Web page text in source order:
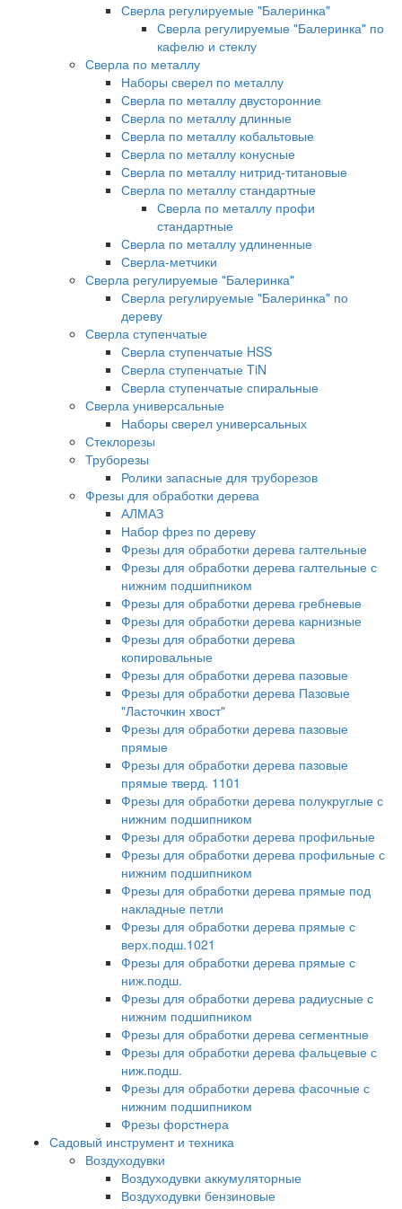
Сверла регулируемые "Балеринка"
Сверла регулируемые "Балеринка" по
кафелю и стеклу
Сверла по металлу
Наборы сверел по металлу
Сверла по металлу двусторонние
Сверла по металлу длинные
Сверла по металлу кобальтовые
Сверла по металлу конусные
Сверла по металлу нитрид-титановые
Сверла по металлу стандартные
Сверла по металлу профи
стандартные
Сверла по металлу удлиненные
Сверла-метчики
Сверла регулируемые "Балеринка"
Сверла регулируемые "Балеринка" по
дереву
Сверла ступенчатые
Сверла ступенчатые HSS
Сверла ступенчатые TiN
Сверла ступенчатые спиральные
Сверла универсальные
Наборы сверел универсальных
Стеклорезы
Труборезы
Ролики запасные для труборезов
Фрезы для обработки дерева
АЛМАЗ
Набор фрез по дереву
Фрезы для обработки дерева галтельные
Фрезы для обработки дерева галтельные с
нижним подшипником
Фрезы для обработки дерева гребневые
Фрезы для обработки дерева карнизные
Фрезы для обработки дерева
копировальные
Фрезы для обработки дерева пазовые
Фрезы для обработки дерева Пазовые
"Ласточкин хвост"
Фрезы для обработки дерева пазовые
прямые
Фрезы для обработки дерева пазовые
прямые тверд. 1101
Фрезы для обработки дерева полукруглые с
нижним подшипником
Фрезы для обработки дерева профильные
Фрезы для обработки дерева профильные с
нижним подшипником
Фрезы для обработки дерева прямые под
накладные петли
Фрезы для обработки дерева прямые с
верх.подш.1021
Фрезы для обработки дерева прямые с
ниж.подш.
Фрезы для обработки дерева радиусные с
нижним подшипником
Фрезы для обработки дерева сегментные
Фрезы для обработки дерева фальцевые с
ниж.подш.
Фрезы для обработки дерева фасочные с
нижним подшипником
Фрезы форстнера
Садовый инструмент и техника
Воздуходувки
Воздуходувки аккумуляторные
Воздуходувки бензиновые